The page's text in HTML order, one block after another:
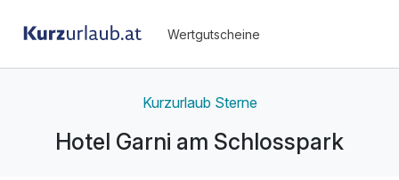
Wertgutscheine
Kurzurlaub Sterne
Hotel Garni am Schlosspark